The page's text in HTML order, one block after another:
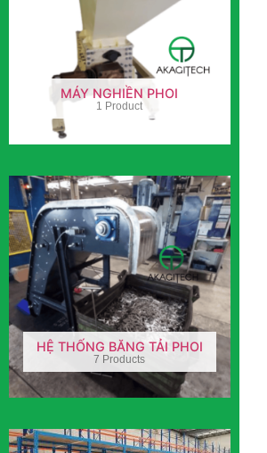
MÁY NGHIỀN PHOI
1 Product
HỆ THỐNG BĂNG TẢI PHOI
7 Products